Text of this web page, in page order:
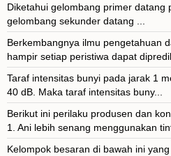
Diketahui gelombang primer datang
gelombang sekunder datang ...
Berkembangnya ilmu pengetahuan
hampir setiap peristiwa dapat
Taraf intensitas bunyi pada jarak 1
40 dB. Maka taraf intensitas buny...
Berikut ini perilaku produsen dan
1. Ani lebih senang menggunakan
Kelompok besaran di bawah ini